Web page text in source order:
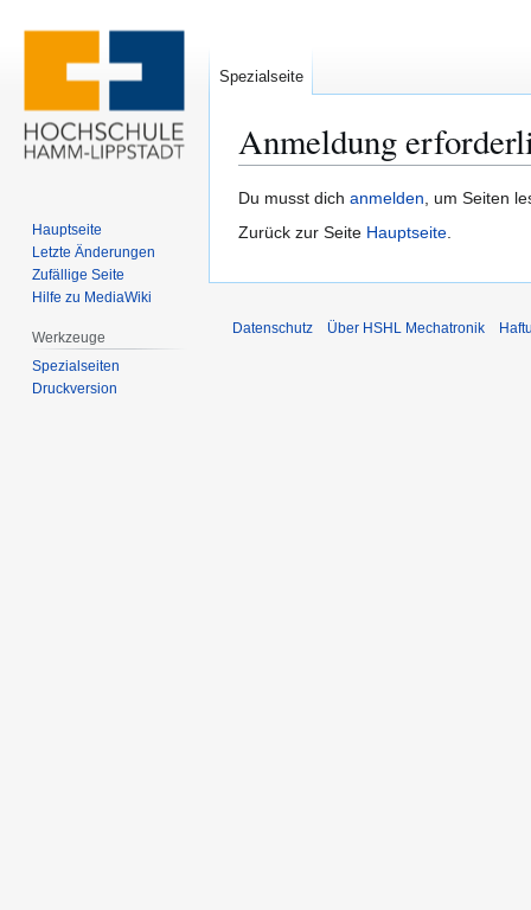
Anmeldung
Zur
Navigation
Zur
Suche
Du musst dich anmelden, um Seiten
Zurück zur Seite Hauptseite.
Spezialseite
Hauptseite
Letzte Änderungen
Zufällige Seite
Hilfe zu MediaWiki
Werkzeuge
Spezialseiten
Druckversion
Datenschutz Über HSHL Mechatronik